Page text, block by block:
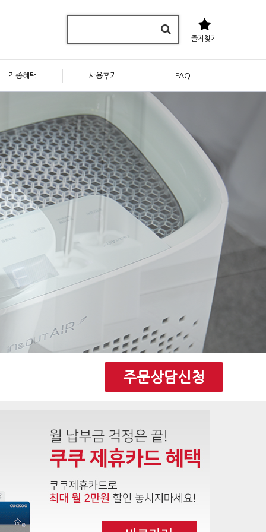
즐겨찾기
각종혜택 사용후기 FAQ
주문상담신청